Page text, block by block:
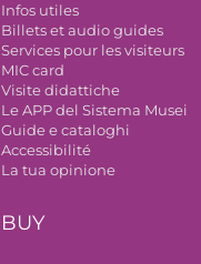
Infos utiles
Billets et audio guides
Services pour les visiteurs
MIC card
Visite didattiche
Le APP del Sistema Musei
Guide e cataloghi
Accessibilité
La tua opinione
BUY